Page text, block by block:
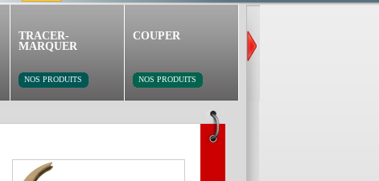
TRACER-
MARQUER
NOS PRODUITS
COUPER
NOS PRODUITS